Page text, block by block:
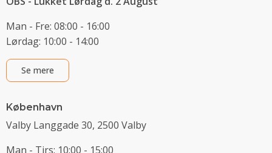
Man - Fre: 08:00 - 16:00
Lørdag: 10:00 - 14:00
Se mere
København
Valby Langgade 30, 2500 Valby
Man - Tirs: 10:00 - 15:00